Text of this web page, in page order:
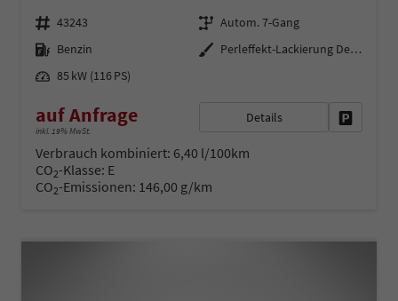
Fahrzeugnr. 43243 Getriebe Autom. 7-Gang
Kraftstoff Benzin Außenfarbe
Perleffekt-Lackierung Deep-Black
Leistung 85 kW (116 PS)
auf Anfrage
inkl. 19% MwSt.
Details
Verbrauch kombiniert: 6,40 l/100km
CO2-Klasse: E
CO2-Emissionen: 146,00 g/km